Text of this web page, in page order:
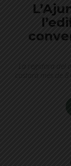
La regidora del
costarà més de